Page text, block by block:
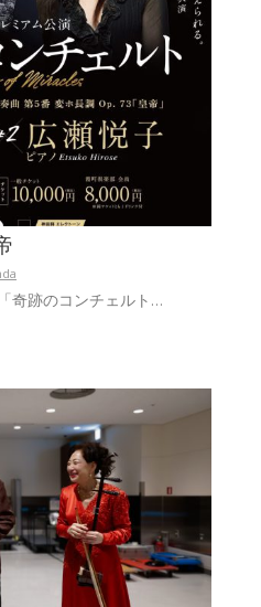
奇跡のコンチェルト…